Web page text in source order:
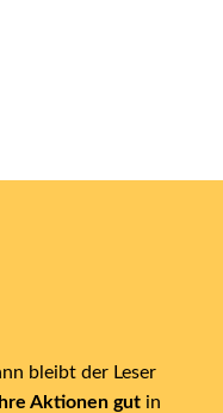
bleibt der Leser
Aktionen gut in